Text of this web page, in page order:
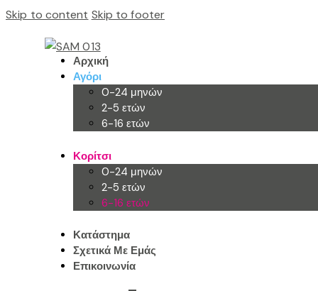
Skip to content Skip to footer
Αρχική
Αγόρι
0-24 μηνών
2-5 ετών
6-16 ετών
Κορίτσι
0-24 μηνών
2-5 ετών
6-16 ετών
Κατάστημα
Σχετικά Με Εμάς
Επικοινωνία